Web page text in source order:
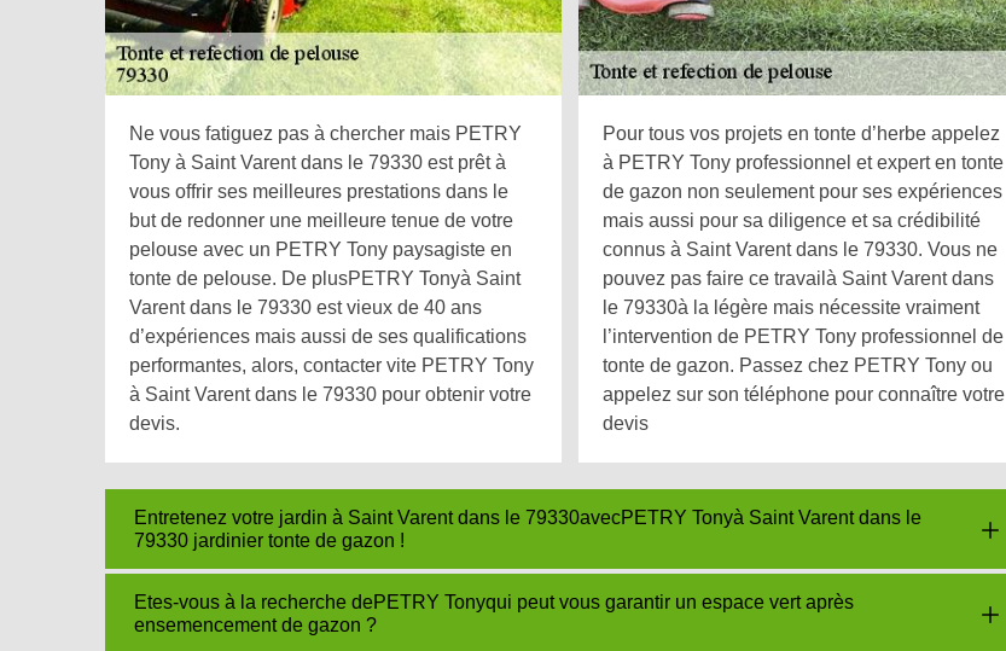
Ne vous fatiguez pas à chercher mais PETRY
Tony à Saint Varent dans le 79330 est prêt à
vous offrir ses meilleures prestations dans le
but de redonner une meilleure tenue de votre
pelouse avec un PETRY Tony paysagiste en
tonte de pelouse. De plusPETRY Tonyà Saint
Varent dans le 79330 est vieux de 40 ans
d’expériences mais aussi de ses qualifications
performantes, alors, contacter vite PETRY Tony
à Saint Varent dans le 79330 pour obtenir votre
devis.
Pour tous vos projets en tonte d’herbe appelez
à PETRY Tony professionnel et expert en tonte
de gazon non seulement pour ses expériences
mais aussi pour sa diligence et sa crédibilité
connus à Saint Varent dans le 79330. Vous ne
pouvez pas faire ce travailà Saint Varent dans
le 79330à la légère mais nécessite vraiment
l’intervention de PETRY Tony professionnel de
tonte de gazon. Passez chez PETRY Tony ou
appelez sur son téléphone pour connaître votre
devis
Entretenez votre jardin à Saint Varent dans le 79330avecPETRY Tonyà Saint Varent dans le
79330 jardinier tonte de gazon !
Etes-vous à la recherche dePETRY Tonyqui peut vous garantir un espace vert après
ensemencement de gazon ?